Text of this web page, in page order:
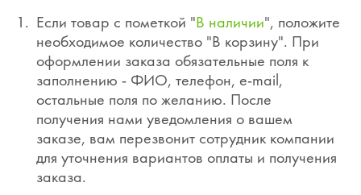
Если товар с пометкой "В наличии", положите
необходимое количество "В корзину". При
оформлении заказа обязательные поля к
заполнению - ФИО, телефон, e-mail,
остальные поля по желанию. После
получения нами уведомления о вашем
заказе, вам перезвонит сотрудник компании
для уточнения вариантов оплаты и получения
заказа.